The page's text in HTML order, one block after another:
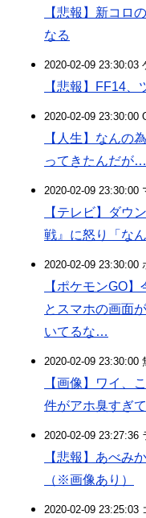
【悲報】新コロ
なる
2020-02-09 23:30:03
【悲報】FF14、
2020-02-09 23:30:00
【人生】なんの
ってきたんだが
2020-02-09 23:30:00
【テレビ】ダウ
戦』に怒り「な
2020-02-09 23:30:00
【ポケモンGO
とスマホの画面
いてるな…
2020-02-09 23:30:00
【画像】ワイ、
件がアホ臭すぎ
2020-02-09 23:27:36
【悲報】あべみ
（※画像あり）
2020-02-09 23:25:03